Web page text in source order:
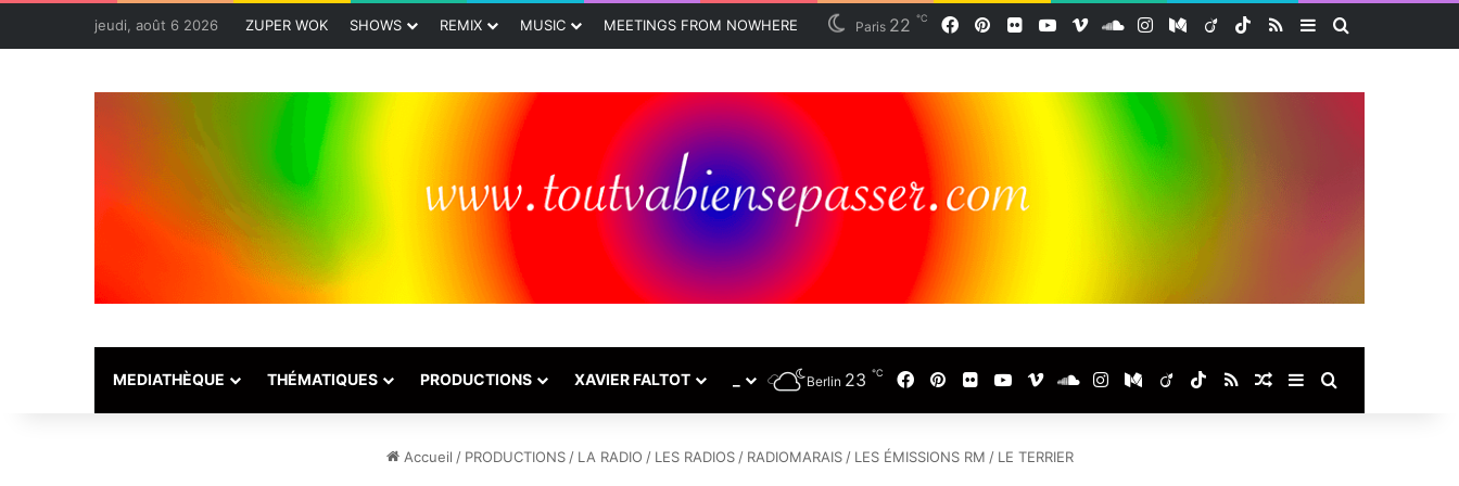
jeudi, août 6 2026 ZUPER WOK SHOWS REMIX MUSIC MEETINGS FROM NOWHERE Paris 22 ℃ Facebook
Pinterest
Flickr YouTube
VimeoSoundCloud
InstagramMedium
ViadeoTikTok
RSS Sidebar (barre
MEDIATHÈQUE THÉMATIQUES PRODUCTIONS XAVIER FALTOT Berlin 23 ℃ Facebook
Pinterest
Flickr YouTube
VimeoSoundCloud
InstagramMedium
ViadeoTikTok
RSS Article Aléatoire
Sidebar (barre
Accueil / PRODUCTIONS / LA RADIO / LES RADIOS / RADIOMARAIS / LES ÉMISSIONS RM / LE TERRIER